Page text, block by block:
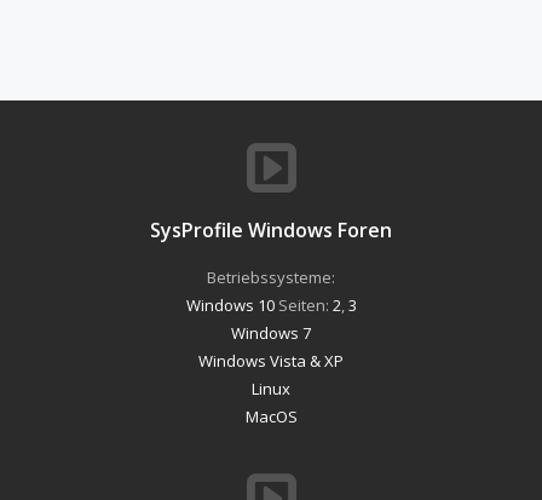
SysProfile Windows Foren
Betriebssysteme:
Windows 10Seiten: 2 3
Windows 7
Windows Vista & XP
Linux
MacOS